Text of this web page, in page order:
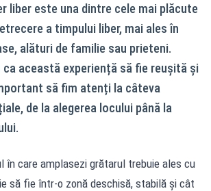
liber este una dintre cele mai plăcute
a timpului liber, mai ales în
alături de familie sau prieteni.
această experiență să fie reușită și
să fim atenți la câteva
de la alegerea locului până la
în care amplasezi grătarul trebuie ales cu
să fie într-o zonă deschisă, stabilă și cât